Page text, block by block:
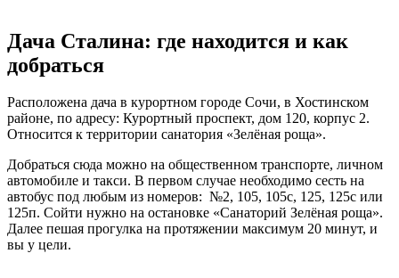
Дача Сталина: где находится и как
добраться
Расположена дача в курортном городе Сочи, в Хостинском
районе, по адресу: Курортный проспект, дом 120, корпус 2.
Относится к территории санатория «Зелёная роща».
Добраться сюда можно на общественном транспорте, личном
автомобиле и такси. В первом случае необходимо сесть на
автобус под любым из номеров: №2, 105, 105с, 125, 125с или
125п. Сойти нужно на остановке «Санаторий Зелёная роща».
Далее пешая прогулка на протяжении максимум 20 минут, и
вы у цели.